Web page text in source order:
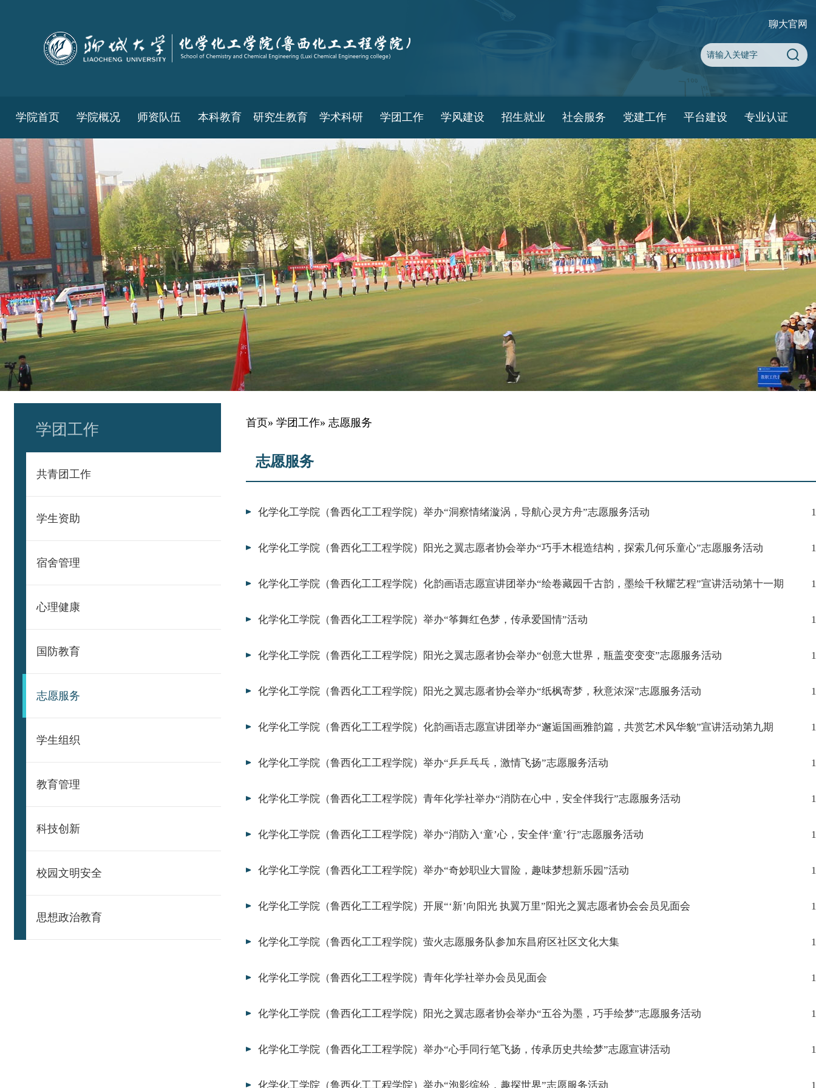
聊大官网
学院首页 学院概况 师资队伍 本科教育 研究生教育 学术科研 学团工作 学风建设 招生就业 社会服务 党建工作 平台建设 专业认证
教务工作
学团工作
共青团工作
学生资助
宿舍管理
心理健康
国防教育
志愿服务
学生组织
教育管理
科技创新
校园文明安全
思想政治教育
首页» 学团工作» 志愿服务
志愿服务
化学化工学院（鲁西化工工程学院）举办“洞察情绪漩涡，导航心灵方舟”志愿服务活动
化学化工学院（鲁西化工工程学院）阳光之翼志愿者协会举办“巧手木棍造结构，探索几何乐童心”志愿服务活动
化学化工学院（鲁西化工工程学院）化韵画语志愿宣讲团举办“绘卷藏园千古韵，墨绘千秋耀艺程”宣讲活动第十一期
化学化工学院（鲁西化工工程学院）举办“筝舞红色梦，传承爱国情”活动
化学化工学院（鲁西化工工程学院）阳光之翼志愿者协会举办“创意大世界，瓶盖变变变”志愿服务活动
化学化工学院（鲁西化工工程学院）阳光之翼志愿者协会举办“纸枫寄梦，秋意浓深”志愿服务活动
化学化工学院（鲁西化工工程学院）化韵画语志愿宣讲团举办“邂逅国画雅韵篇，共赏艺术风华貌”宣讲活动第九期
化学化工学院（鲁西化工工程学院）举办“乒乒乓乓，激情飞扬”志愿服务活动
化学化工学院（鲁西化工工程学院）青年化学社举办“消防在心中，安全伴我行”志愿服务活动
化学化工学院（鲁西化工工程学院）举办“消防入‘童’心，安全伴‘童’行”志愿服务活动
化学化工学院（鲁西化工工程学院）举办“奇妙职业大冒险，趣味梦想新乐园”活动
化学化工学院（鲁西化工工程学院）开展“‘新’向阳光 执翼万里”阳光之翼志愿者协会会员见面会
化学化工学院（鲁西化工工程学院）萤火志愿服务队参加东昌府区社区文化大集
化学化工学院（鲁西化工工程学院）青年化学社举办会员见面会
化学化工学院（鲁西化工工程学院）阳光之翼志愿者协会举办“五谷为墨，巧手绘梦”志愿服务活动
化学化工学院（鲁西化工工程学院）举办“心手同行笔飞扬，传承历史共绘梦”志愿宣讲活动
化学化工学院（鲁西化工工程学院）举办“泡影缤纷，趣探世界”志愿服务活动